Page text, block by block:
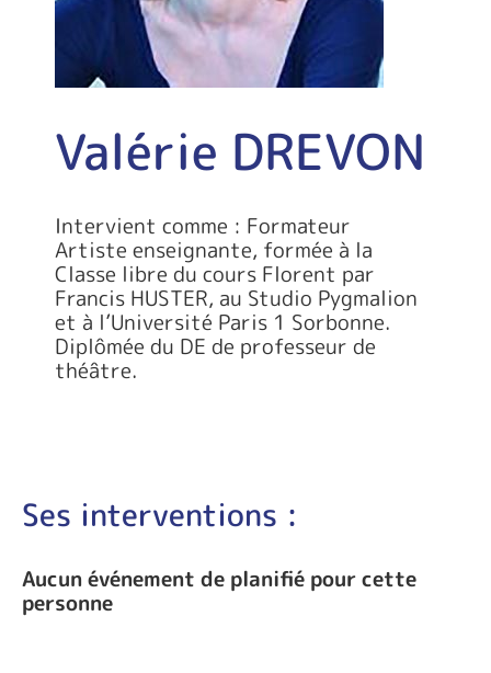
Valérie DREVON
Intervient comme : Formateur
Artiste enseignante, formée à la
Classe libre du cours Florent par
Francis HUSTER, au Studio Pygmalion
et à l’Université Paris 1 Sorbonne.
Diplômée du DE de professeur de
théâtre.
Ses interventions :
Aucun événement de planifié pour cette
personne